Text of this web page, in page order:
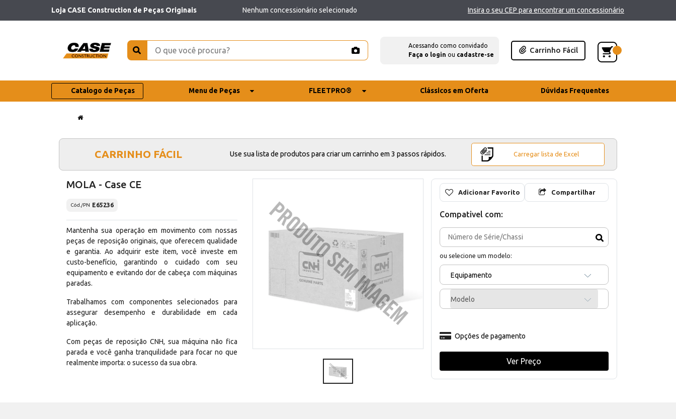
Loja CASE Construction de Peças Originais Nenhum concessionário selecionado Insira o seu CEP para encontrar um concessionário
Acessando como convidado
Faça o login ou cadastre-se
Carrinho Fácil
Catalogo de Peças Menu de Peças FLEETPRO® Clássicos em Oferta Dúvidas Frequentes
CARRINHO FÁCIL Use sua lista de produtos para criar um carrinho em 3 passos rápidos. Carregar lista de Excel
MOLA - Case CE
Cód./PN E65236
Mantenha sua operação em movimento com nossas
peças de reposição originais, que oferecem qualidade
e garantia. Ao adquirir este item, você investe em
custo-benefício, garantindo o cuidado com seu
equipamento e evitando dor de cabeça com máquinas
paradas.
Trabalhamos com componentes selecionados para
assegurar desempenho e durabilidade em cada
aplicação.
Com peças de reposição CNH, sua máquina não fica
parada e você ganha tranquilidade para focar no que
realmente importa: o sucesso da sua obra.
Adicionar Favorito Compartilhar
Compativel com:
ou selecione um modelo:
Equipamento
Modelo
Opções de pagamento
Ver Preço